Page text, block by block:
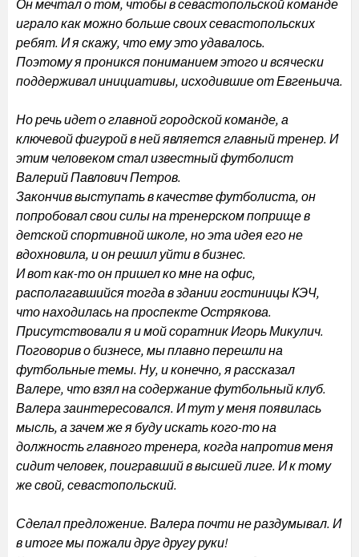
Он мечтал о том, чтобы в севастопольской команде
играло как можно больше своих севастопольских
ребят. И я скажу, что ему это удавалось.
Поэтому я проникся пониманием этого и всячески
поддерживал инициативы, исходившие от Евгеньича.
Но речь идет о главной городской команде, а
ключевой фигурой в ней является главный тренер. И
этим человеком стал известный футболист
Валерий Павлович Петров.
Закончив выступать в качестве футболиста, он
попробовал свои силы на тренерском поприще в
детской спортивной школе, но эта идея его не
вдохновила, и он решил уйти в бизнес.
И вот как-то он пришел ко мне на офис,
располагавшийся тогда в здании гостиницы КЭЧ,
что находилась на проспекте Острякова.
Присутствовали я и мой соратник Игорь Микулич.
Поговорив о бизнесе, мы плавно перешли на
футбольные темы. Ну, и конечно, я рассказал
Валере, что взял на содержание футбольный клуб.
Валера заинтересовался. И тут у меня появилась
мысль, а зачем же я буду искать кого-то на
должность главного тренера, когда напротив меня
сидит человек, поигравший в высшей лиге. И к тому
же свой, севастопольский.
Сделал предложение. Валера почти не раздумывал. И
в итоге мы пожали друг другу руки!